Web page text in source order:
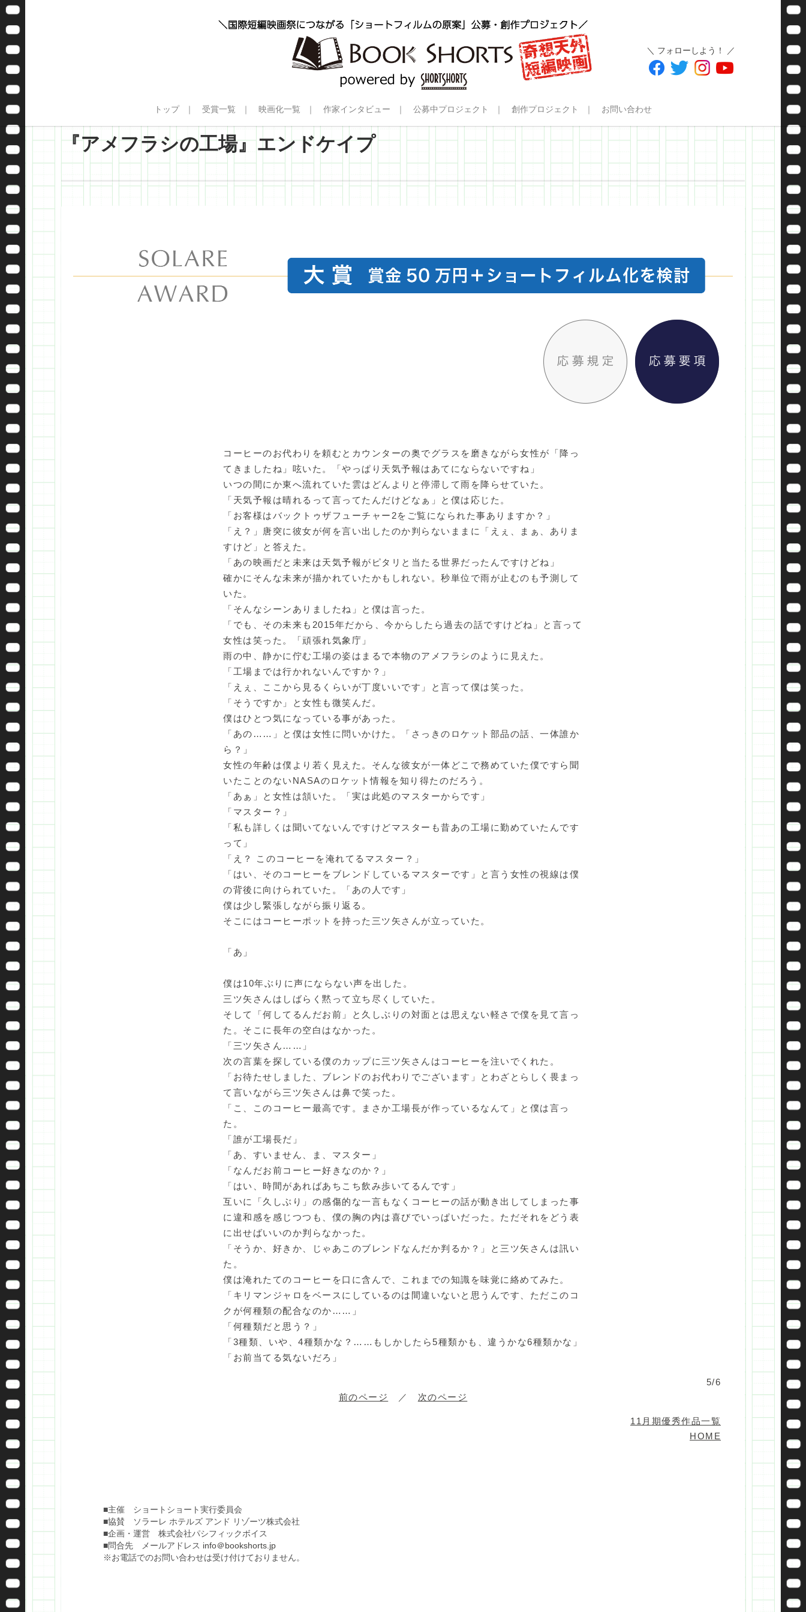
＼ フォローしよう！ ／
トップ 受賞一覧 映画化一覧 作家インタビュー 公募中プロジェクト 創作プロジェクト お問い合わせ
『アメフラシの工場』エンドケイプ
コーヒーのお代わりを頼むとカウンターの奥でグラスを磨きながら女性が「降っ
てきましたね」呟いた。「やっぱり天気予報はあてにならないですね」
いつの間にか東へ流れていた雲はどんよりと停滞して雨を降らせていた。
「天気予報は晴れるって言ってたんだけどなぁ」と僕は応じた。
「お客様はバックトゥザフューチャー2をご覧になられた事ありますか？」
「え？」唐突に彼女が何を言い出したのか判らないままに「えぇ、まぁ、ありま
すけど」と答えた。
「あの映画だと未来は天気予報がピタリと当たる世界だったんですけどね」
確かにそんな未来が描かれていたかもしれない。秒単位で雨が止むのも予測して
いた。
「そんなシーンありましたね」と僕は言った。
「でも、その未来も2015年だから、今からしたら過去の話ですけどね」と言って
女性は笑った。「頑張れ気象庁」
雨の中、静かに佇む工場の姿はまるで本物のアメフラシのように見えた。
「工場までは行かれないんですか？」
「えぇ、ここから見るくらいが丁度いいです」と言って僕は笑った。
「そうですか」と女性も微笑んだ。
僕はひとつ気になっている事があった。
「あの……」と僕は女性に問いかけた。「さっきのロケット部品の話、一体誰か
ら？」
女性の年齢は僕より若く見えた。そんな彼女が一体どこで務めていた僕ですら聞
いたことのないNASAのロケット情報を知り得たのだろう。
「あぁ」と女性は頷いた。「実は此処のマスターからです」
「マスター？」
「私も詳しくは聞いてないんですけどマスターも昔あの工場に勤めていたんです
って」
「え？ このコーヒーを淹れてるマスター？」
「はい、そのコーヒーをブレンドしているマスターです」と言う女性の視線は僕
の背後に向けられていた。「あの人です」
僕は少し緊張しながら振り返る。
そこにはコーヒーポットを持った三ツ矢さんが立っていた。
「あ」
僕は10年ぶりに声にならない声を出した。
三ツ矢さんはしばらく黙って立ち尽くしていた。
そして「何してるんだお前」と久しぶりの対面とは思えない軽さで僕を見て言っ
た。そこに長年の空白はなかった。
「三ツ矢さん……」
次の言葉を探している僕のカップに三ツ矢さんはコーヒーを注いでくれた。
「お待たせしました、ブレンドのお代わりでございます」とわざとらしく畏まっ
て言いながら三ツ矢さんは鼻で笑った。
「こ、このコーヒー最高です。まさか工場長が作っているなんて」と僕は言っ
た。
「誰が工場長だ」
「あ、すいません、ま、マスター」
「なんだお前コーヒー好きなのか？」
「はい、時間があればあちこち飲み歩いてるんです」
互いに「久しぶり」の感傷的な一言もなくコーヒーの話が動き出してしまった事
に違和感を感じつつも、僕の胸の内は喜びでいっぱいだった。ただそれをどう表
に出せばいいのか判らなかった。
「そうか、好きか、じゃあこのブレンドなんだか判るか？」と三ツ矢さんは訊い
た。
僕は淹れたてのコーヒーを口に含んで、これまでの知識を味覚に絡めてみた。
「キリマンジャロをベースにしているのは間違いないと思うんです、ただこのコ
クが何種類の配合なのか……」
「何種類だと思う？」
「3種類、いや、4種類かな？……もしかしたら5種類かも、違うかな6種類かな」
「お前当てる気ないだろ」
5/6
前のページ
／ 次のページ
11月期優秀作品一覧
HOME
■主催 ショートショート実行委員会
■協賛 ソラーレ ホテルズ アンド リゾーツ株式会社
■企画・運営 株式会社パシフィックボイス
■問合先 メールアドレス info＠bookshorts.jp
※お電話でのお問い合わせは受け付けておりません。